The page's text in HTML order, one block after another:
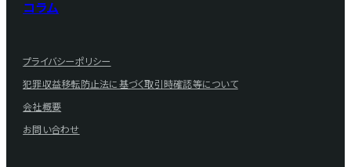
コラム
プライバシーポリシー
犯罪収益移転防止法に基づく取引時確認等について
会社概要
お問い合わせ